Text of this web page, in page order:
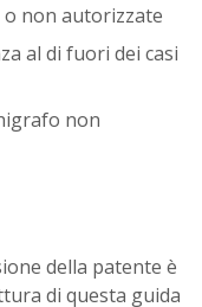
non autorizzate
al di fuori dei casi
non
della patente è
di questa guida